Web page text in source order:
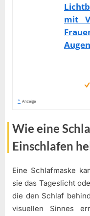
mit
* Anzeige
Wie eine
Einschlafen
Eine Schlafmaske
sie das Tageslicht
die den Schlaf
visuellen Sinnes